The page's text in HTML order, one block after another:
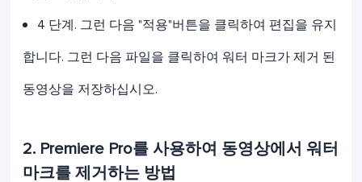
4 단계. 그런 다음 "적용"버튼을 클릭하여 편집을 유지
합니다. 그런 다음 파일을 클릭하여 워터 마크가 제거 된
동영상을 저장하십시오.
2. Premiere Pro를 사용하여 동영상에서 워터
마크를 제거하는 방법